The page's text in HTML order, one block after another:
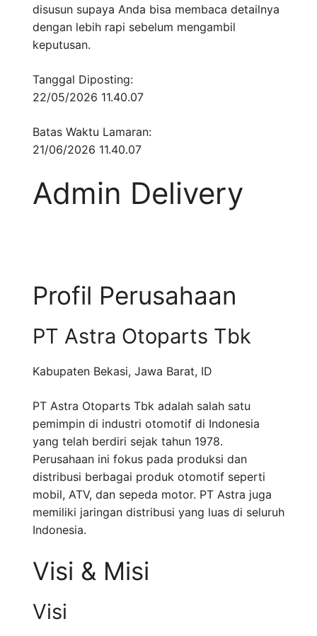
disusun supaya Anda bisa membaca detailnya
dengan lebih rapi sebelum mengambil
keputusan.
Tanggal Diposting:
22/05/2026 11.40.07
Batas Waktu Lamaran:
21/06/2026 11.40.07
Admin Delivery
Profil Perusahaan
PT Astra Otoparts Tbk
Kabupaten Bekasi, Jawa Barat, ID
PT Astra Otoparts Tbk adalah salah satu
pemimpin di industri otomotif di Indonesia
yang telah berdiri sejak tahun 1978.
Perusahaan ini fokus pada produksi dan
distribusi berbagai produk otomotif seperti
mobil, ATV, dan sepeda motor. PT Astra juga
memiliki jaringan distribusi yang luas di seluruh
Indonesia.
Visi & Misi
Visi